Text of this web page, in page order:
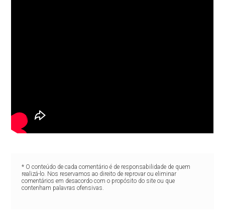
* O conteúdo de cada comentário é de responsabilidade de quem
realizá-lo. Nos reservamos ao direito de reprovar ou eliminar
comentários em desacordo com o propósito do site ou que
contenham palavras ofensivas.